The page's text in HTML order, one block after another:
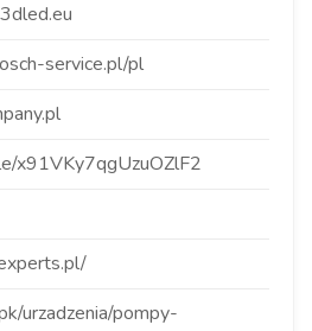
service.pl/pl
x91VKy7qgUzuOZlF2
urzadzenia/pompy-